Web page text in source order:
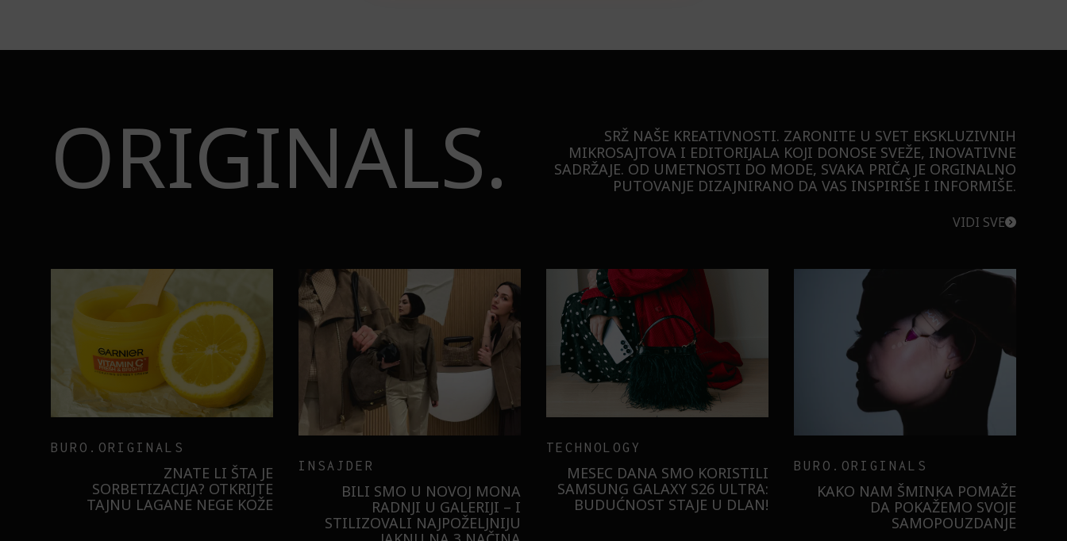
ORIGINALS.
SRŽ NAŠE KREATIVNOSTI. ZARONITE U SVET EKSKLUZIVNIH
MIKROSAJTOVA I EDITORIJALA KOJI DONOSE SVEŽE, INOVATIVNE
SADRŽAJE. OD UMETNOSTI DO MODE, SVAKA PRIČA JE ORGINALNO
PUTOVANJE DIZAJNIRANO DA VAS INSPIRIŠE I INFORMIŠE.
VIDI SVE
BURO.ORIGINALS
ZNATE LI ŠTA JE
SORBETIZACIJA? OTKRIJTE
TAJNU LAGANE NEGE KOŽE
INSAJDER
BILI SMO U NOVOJ MONA
RADNJI U GALERIJI – I
STILIZOVALI NAJPOŽELJNIJU
TECHNOLOGY
MESEC DANA SMO KORISTILI
SAMSUNG GALAXY S26 ULTRA:
BUDUĆNOST STAJE U DLAN!
BURO.ORIGINALS
KAKO NAM ŠMINKA POMAŽE
DA POKAŽEMO SVOJE
SAMOPOUZDANJE